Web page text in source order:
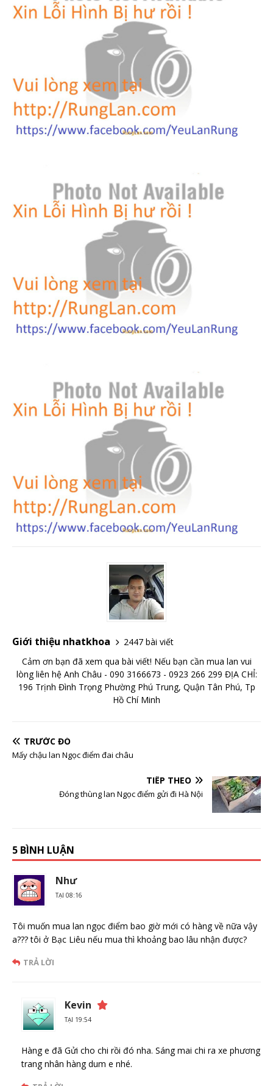
Giới thiệu nhatkhoa
2447 bài viết
Cảm ơn bạn đã xem qua bài viết! Nếu bạn cần mua lan vui
lòng liên hệ Anh Châu - 090 3166673 - 0923 266 299 ĐỊA CHỈ:
196 Trịnh Đình Trọng Phường Phú Trung, Quận Tân Phú, Tp
Hồ Chí Minh
TRƯỚC ĐÓ
Mấy chậu lan Ngọc điểm đai châu
TIẾP THEO
Đóng thùng lan Ngọc điểm gửi đi Hà Nội
5 BÌNH LUẬN
Như
TẠI 08:16
Tôi muốn mua lan ngọc điểm bao giờ mới có hàng về nữa vậy
a??? tôi ở Bạc Liêu nếu mua thì khoảng bao lâu nhận được?
TRẢ LỜI
Kevin
TẠI 19:54
Hàng e đã Gửi cho chi rồi đó nha. Sáng mai chi ra xe phương
trang nhân hàng dum e nhé.